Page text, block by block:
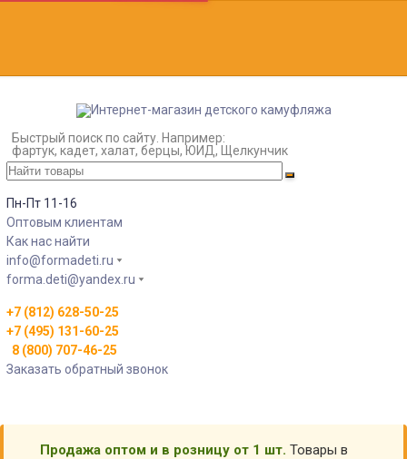
Быстрый поиск по сайту. Например:
фартук, кадет, халат, берцы, ЮИД, Щелкунчик
Пн-Пт 11-16
Оптовым клиентам
Как нас найти
info@formadeti.ru
forma.deti@yandex.ru
+7 (812) 628-50-25
+7 (495) 131-60-25
8 (800) 707-46-25
Заказать обратный звонок
Продажа оптом и в розницу от 1 шт. Товары в